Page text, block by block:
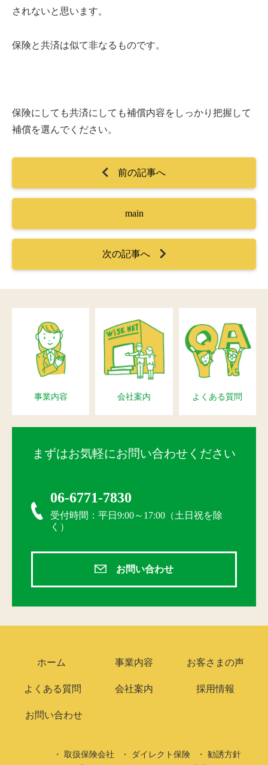
されないと思います。
保険と共済は似て非なるものです。
保険にしても共済にしても補償内容をしっかり把握して
補償を選んでください。
前の記事へ
main
次の記事へ
事業内容 会社案内 よくある質問
まずはお気軽にお問い合わせください
06-6771-7830
受付時間：平日9:00～17:00（土日祝を除
く）
お問い合わせ
ホーム 事業内容 お客さまの声
よくある質問 会社案内 採用情報
お問い合わせ
取扱保険会社 ダイレクト保険
勧誘方針